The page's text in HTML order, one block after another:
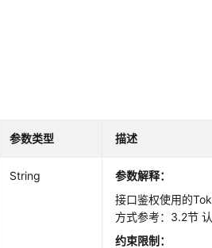
参数类型 描述
String
参数解释：
接口鉴权使用的
方式参考：3.2节 认
约束限制：